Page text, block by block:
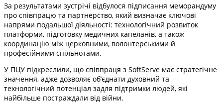
За результатами зустрічі відбулося підписання меморандуму
про співпрацю та партнерство, який визначає ключові
напрями подальшої діяльності: технологічний розвиток
платформи, підготовку медичних капеланів, а також
координацію між церковними, волонтерськими й
професійними спільнотами.
У ПЦУ підкреслили, що співпраця з SoftServe має стратегічне
значення, адже дозволяє об’єднати духовний та
технологічний потенціал задля підтримки людей, які
найбільше постраждали від війни.